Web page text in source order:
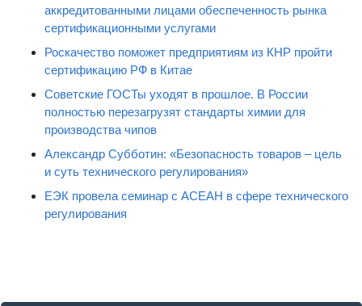
аккредитованными лицами обеспеченность рынка
сертификационными услугами
Роскачество поможет предприятиям из КНР пройти
сертификацию РФ в Китае
Советские ГОСТы уходят в прошлое. В России
полностью перезагрузят стандарты химии для
производства чипов
Александр Субботин: «Безопасность товаров – цель
и суть технического регулирования»
ЕЭК провела семинар с АСЕАН в сфере технического
регулирования